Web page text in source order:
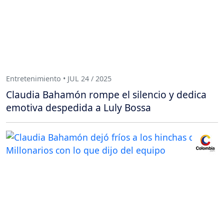
Entretenimiento • JUL 24 / 2025
Claudia Bahamón rompe el silencio y dedica
emotiva despedida a Luly Bossa